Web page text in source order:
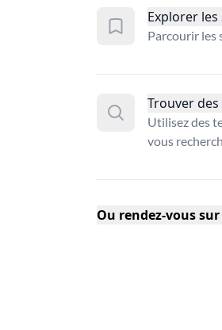
Explorer les
Parcourir les
Trouver
Utilisez des
vous
Ou rendez-vous